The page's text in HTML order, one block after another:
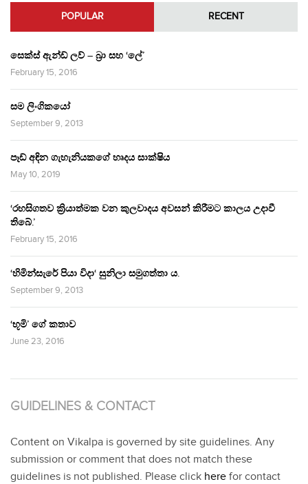
POPULAR RECENT
සෙක්ස් ඇන්ඩ් ලව් – බ්‍රා සහ ‘ලේ’
February 15, 2016
සම ලිංගිකයෝ
September 9, 2013
පෑඩ් අඳින ගැහැනියකගේ හෘදය සාක්ෂිය
May 10, 2019
‘රහසිගතව ක්‍රියාත්මක වන කුලවාදය අවසන් කිරීමට කාලය උදාවී
තිබේ.’
February 15, 2016
‘හිමින්සැරේ පියා විදා‘ සුනිලා සමුගත්තා ය.
September 9, 2013
‘භූමි’ ගේ කතාව
June 23, 2016
GUIDELINES & CONTACT
Content on Vikalpa is governed by site guidelines. Any
submission or comment that does not match these
guidelines is not published. Please click here for contact